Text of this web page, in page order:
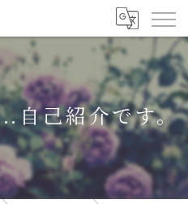
自己紹介です。